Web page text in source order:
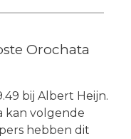
Orochata
bij Albert Heijn.
kan volgende
hebben dit